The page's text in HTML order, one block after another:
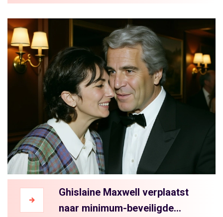
van een epische treinepoche
Ghislaine Maxwell verplaatst
naar minimum-beveiligde